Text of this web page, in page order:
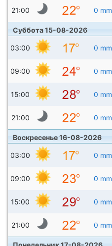
21:00 0 mm
Суббота 15-08-2026
03:00 0 mm
09:00 0 mm
15:00 0 mm
21:00 0 mm
Воскресенье 16-08-2026
03:00 0 mm
09:00 0 mm
15:00 0 mm
21:00 0 mm